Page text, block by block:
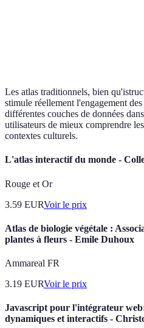
Les atlas traditionnels, bien
stimule réellement l'engagement
différentes couches de données
utilisateurs de mieux comprendre
contextes culturels.
L'atlas interactif du monde -
Rouge et Or
3.59 EURVoir le prix
Atlas de biologie végétale :
plantes à fleurs - Emile Duhoux
Ammareal FR
3.19 EURVoir le prix
Javascript pour l'intégrateur
dynamiques et interactifs -